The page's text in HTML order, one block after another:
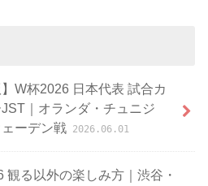
】W杯2026 日本代表 試合カ
｜オランダ・チュニジ
ーデン戦 2026.06.01
観る以外の楽しみ方｜渋谷・